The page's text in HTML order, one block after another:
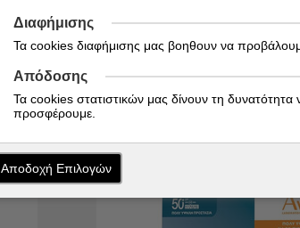
Διαφήμισης
Τα cookies διαφήμισης μας βοηθουν να
Απόδοσης
Τα cookies στατιστικών μας δίνουν τη δυνατότητα
προσφέρουμε.
Αποδοχή Επιλογών